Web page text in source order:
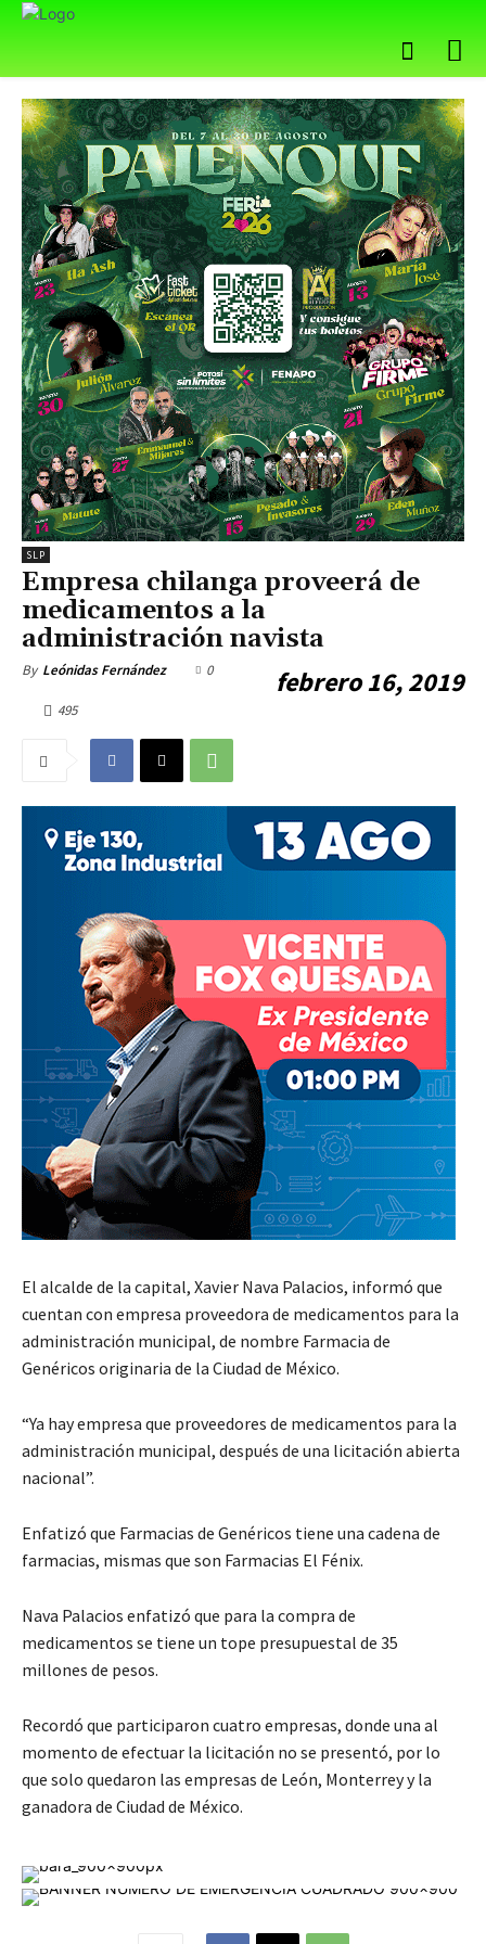
SLP
Empresa chilanga proveerá de
medicamentos a la
administración navista
By Leónidas Fernández febrero 16, 2019
0
495
El alcalde de la capital, Xavier Nava Palacios, informó que
cuentan con empresa proveedora de medicamentos para la
administración municipal, de nombre Farmacia de
Genéricos originaria de la Ciudad de México.
“Ya hay empresa que proveedores de medicamentos para la
administración municipal, después de una licitación abierta
nacional”.
Enfatizó que Farmacias de Genéricos tiene una cadena de
farmacias, mismas que son Farmacias El Fénix.
Nava Palacios enfatizó que para la compra de
medicamentos se tiene un tope presupuestal de 35
millones de pesos.
Recordó que participaron cuatro empresas, donde una al
momento de efectuar la licitación no se presentó, por lo
que solo quedaron las empresas de León, Monterrey y la
ganadora de Ciudad de México.